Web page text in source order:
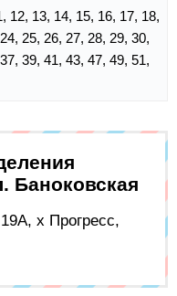
12, 13, 14, 15, 16, 17, 18,
25, 26, 27, 28, 29, 30,
39, 41, 43, 47, 49, 51,
Баноковская
х Прогресс,